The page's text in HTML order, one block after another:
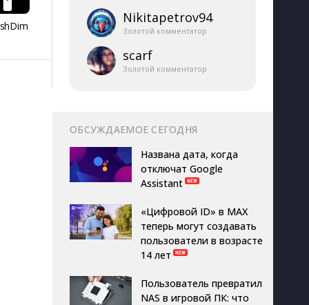
Day Counter –
Cчетчик дней
App Lock
Nikitapetrov94
Золотой комментатор
scarf
Золотой комментатор
ОБСУЖДАЕМОЕ СЕГОДНЯ
Названа дата, когда
отключат Google
Assistant
«Цифровой ID» в MAX
теперь могут создавать
пользователи в возрасте
14 лет
Пользователь превратил
NAS в игровой ПК: что